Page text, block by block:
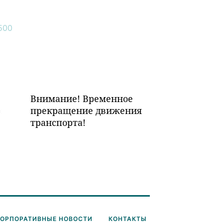
Внимание! Временное
прекращение движения
транспорта!
НОВОСТИ КОНТАКТЫ